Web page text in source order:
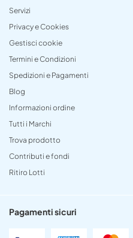
Servizi
Privacy e Cookies
Gestisci cookie
Termini e Condizioni
Spedizioni e Pagamenti
Blog
Informazioni ordine
Tutti i Marchi
Trova prodotto
Contributi e fondi
Ritiro Lotti
Pagamenti sicuri